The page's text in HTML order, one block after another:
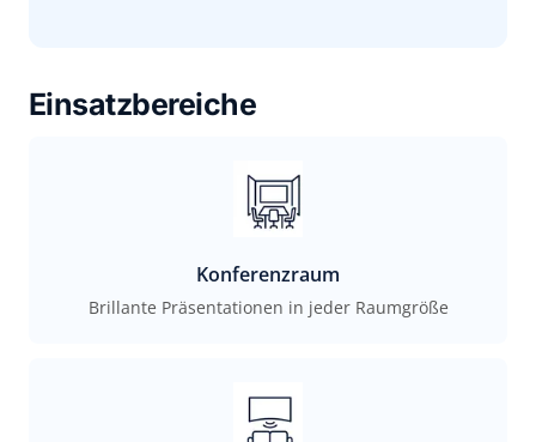
Einsatzbereiche
Konferenzraum
Brillante Präsentationen in jeder Raumgröße